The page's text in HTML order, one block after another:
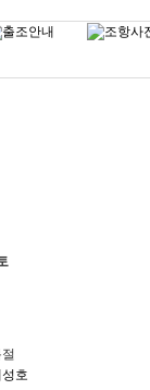
호